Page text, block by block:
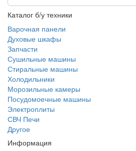
Каталог б/у техники
Варочная панели
Духовые шкафы
Запчасти
Сушильные машины
Стиральные машины
Холодильники
Морозильные камеры
Посудомоечные машины
Электроплиты
СВЧ Печи
Другое
Информация